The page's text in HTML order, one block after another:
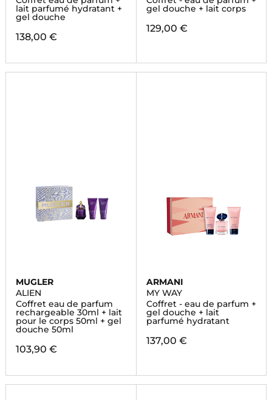
lait parfumé hydratant +
gel douche
138,00 €
gel douche + lait corps
129,00 €
MUGLER
ALIEN
Coffret eau de parfum
rechargeable 30ml + lait
pour le corps 50ml + gel
douche 50ml
103,90 €
ARMANI
MY WAY
Coffret - eau de parfum +
gel douche + lait
parfumé hydratant
137,00 €